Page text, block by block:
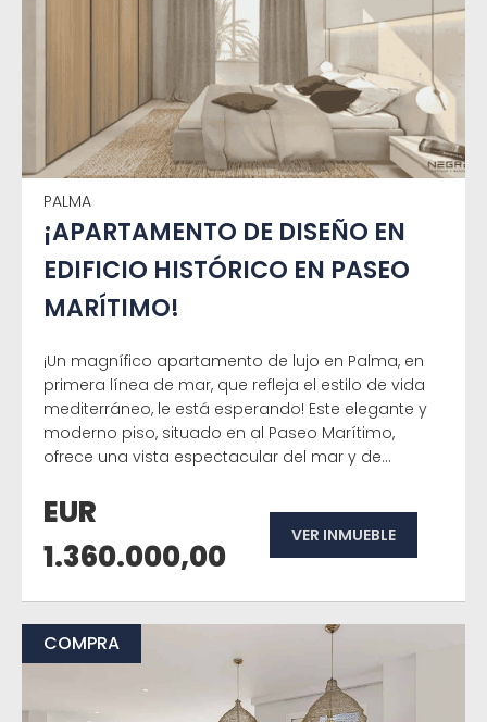
PALMA
¡APARTAMENTO DE DISEÑO EN
EDIFICIO HISTÓRICO EN PASEO
MARÍTIMO!
¡Un magnífico apartamento de lujo en Palma, en
primera línea de mar, que refleja el estilo de vida
mediterráneo, le está esperando! Este elegante y
moderno piso, situado en al Paseo Marítimo,
ofrece una vista espectacular del mar y de...
EUR
1.360.000,00
VER INMUEBLE
COMPRA